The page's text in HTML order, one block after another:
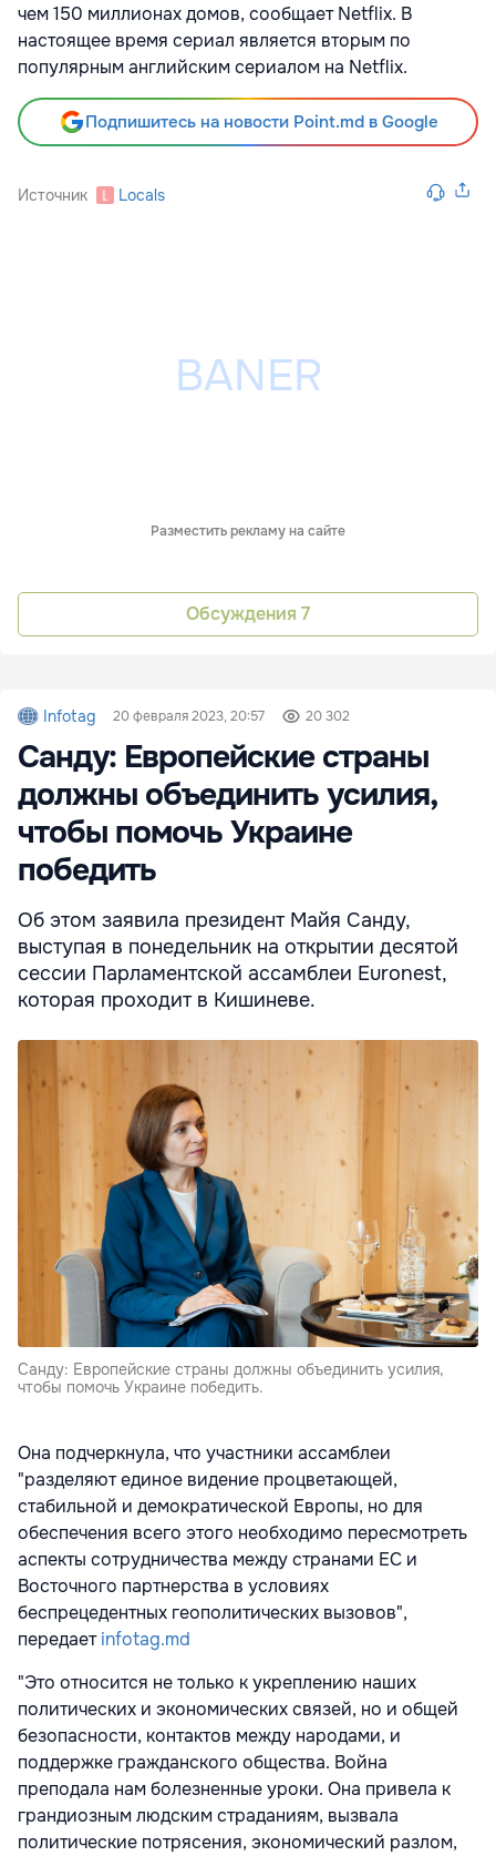
чем 150 миллионах домов, сообщает Netflix. В
настоящее время сериал является вторым по
популярным английским сериалом на Netflix.
Подпишитесь на новости Point.md в Google
Источник Locals
Разместить рекламу на сайте
Обсуждения 7
Infotag 20 февраля 2023, 20:57 20 302
Санду: Европейские страны
должны объединить усилия,
чтобы помочь Украине
победить
Об этом заявила президент Майя Санду,
выступая в понедельник на открытии десятой
сессии Парламентской ассамблеи Euronest,
которая проходит в Кишиневе.
Санду: Европейские страны должны объединить усилия,
чтобы помочь Украине победить.
Она подчеркнула, что участники ассамблеи
"разделяют единое видение процветающей,
стабильной и демократической Европы, но для
обеспечения всего этого необходимо пересмотреть
аспекты сотрудничества между странами ЕС и
Восточного партнерства в условиях
беспрецедентных геополитических вызовов",
передаетinfotag.md
"Это относится не только к укреплению наших
политических и экономических связей, но и общей
безопасности, контактов между народами, и
поддержке гражданского общества. Война
преподала нам болезненные уроки. Она привела к
грандиозным людским страданиям, вызвала
политические потрясения, экономический разлом,